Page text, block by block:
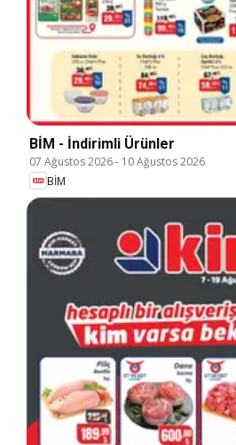
BİM - İndirimli Ürünler
07 Ağustos 2026- 10 Ağustos 2026
BİM